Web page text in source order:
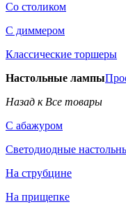
Со столиком
С диммером
Классические торшеры
Настольные лампы
Назад к Все товары
С абажуром
Светодиодные
На струбцине
На прищепке